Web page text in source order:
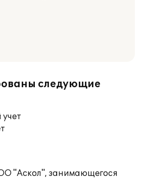
следующие
учет
"Аскол", занимающегося